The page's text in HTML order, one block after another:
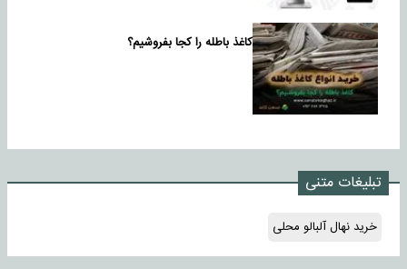
کاغذ باطله را کجا بفروشیم؟
تبلیغات متنی
خرید نهال آلبالو محلی